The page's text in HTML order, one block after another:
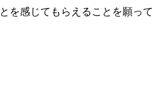
を感じてもらえることを願って